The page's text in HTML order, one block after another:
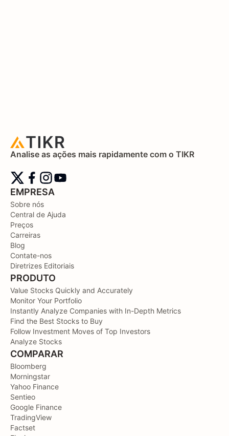
Analise as ações mais rapidamente com o TIKR
EMPRESA
Sobre nós
Central de Ajuda
Preços
Carreiras
Blog
Contate-nos
Diretrizes Editoriais
PRODUTO
Value Stocks Quickly and Accurately
Monitor Your Portfolio
Instantly Analyze Companies with In-Depth Metrics
Find the Best Stocks to Buy
Follow Investment Moves of Top Investors
Analyze Stocks
COMPARAR
Bloomberg
Morningstar
Yahoo Finance
Sentieo
Google Finance
TradingView
Factset